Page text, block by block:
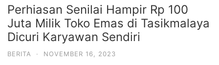
Perhiasan Senilai Hampir Rp 100
Juta Milik Toko Emas di Tasikmalaya
Dicuri Karyawan Sendiri
BERITA · NOVEMBER 16, 2023